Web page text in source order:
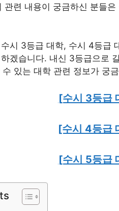
련 내용이 궁금하신 분들
시 3등급 대학, 수시 4등급
겠습니다. 내신 3등급으로
있는 대학 관련 정보가 궁
[수시 3등급
[수시 4등급
[수시 5등급